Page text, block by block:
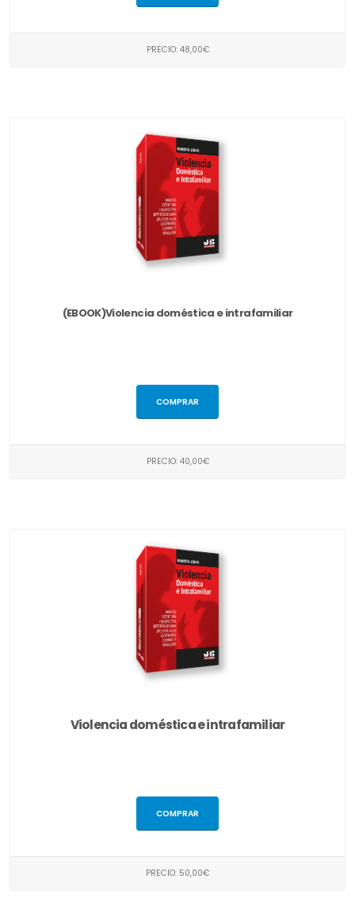
PRECIO: 48,00€
(EBOOK)Violencia doméstica e intrafamiliar
COMPRAR
PRECIO: 40,00€
Violencia doméstica e intrafamiliar
COMPRAR
PRECIO: 50,00€